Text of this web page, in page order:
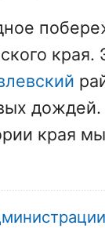
края.
дождей.
края